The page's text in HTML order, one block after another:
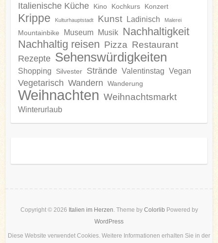
Italienische Küche Kino Kochkurs Konzert
Krippe Kulturhauptstadt Kunst Ladinisch Malerei
Mountainbike Museum Musik Nachhaltigkeit
Nachhaltig reisen Pizza Restaurant
Rezepte Sehenswürdigkeiten
Shopping Silvester Strände Valentinstag Vegan
Vegetarisch Wandern Wanderung
Weihnachten Weihnachtsmarkt
Winterurlaub
Copyright © 2026 Italien im Herzen . Theme by Colorlib Powered by
WordPress
Diese Website verwendet Cookies. Weitere Informationen erhalten Sie in der